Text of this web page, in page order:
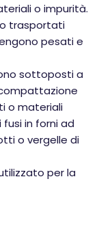
o impurità.
trasportati
pesati e
sottoposti a
o materiali
in forni ad
o vergelle di
per la